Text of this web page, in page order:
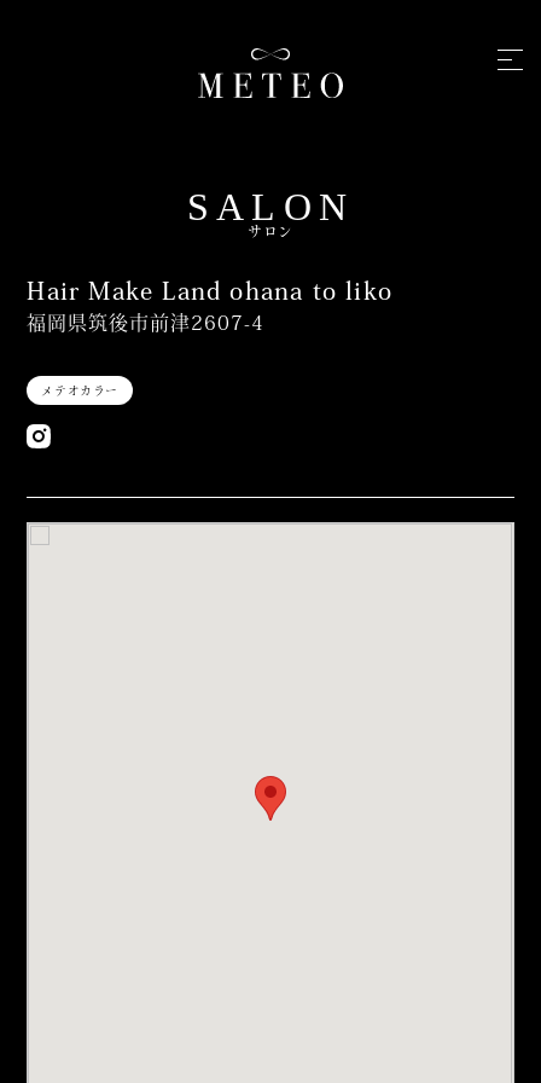
SALON
サロン
Hair Make Land ohana to liko
福岡県筑後市前津2607-4
メテオカラー